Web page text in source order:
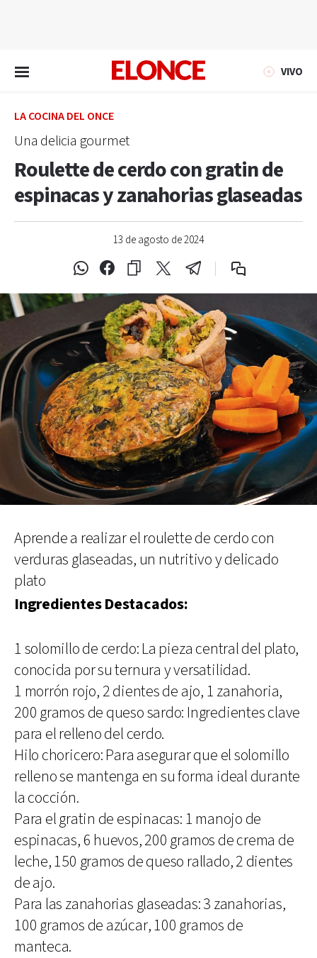
VIVO
LA COCINA DEL ONCE
Una delicia gourmet
Roulette de cerdo con gratin de
espinacas y zanahorias glaseadas
13 de agosto de 2024
Aprende a realizar el roulette de cerdo con
verduras glaseadas, un nutritivo y delicado
plato
Ingredientes Destacados:
1 solomillo de cerdo: La pieza central del plato,
conocida por su ternura y versatilidad.
1 morrón rojo, 2 dientes de ajo, 1 zanahoria,
200 gramos de queso sardo: Ingredientes clave
para el relleno del cerdo.
Hilo choricero: Para asegurar que el solomillo
relleno se mantenga en su forma ideal durante
la cocción.
Para el gratin de espinacas: 1 manojo de
espinacas, 6 huevos, 200 gramos de crema de
leche, 150 gramos de queso rallado, 2 dientes
de ajo.
Para las zanahorias glaseadas: 3 zanahorias,
100 gramos de azúcar, 100 gramos de
manteca.